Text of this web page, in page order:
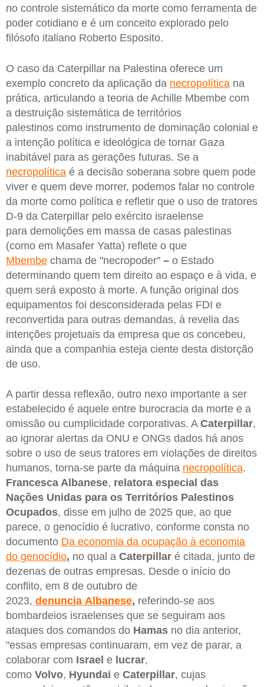
no controle sistemático da morte como ferramenta de
poder cotidiano e é um conceito explorado pelo
filósofo italiano Roberto Esposito.
O caso da Caterpillar na Palestina oferece um
exemplo concreto da aplicação da necropolítica na
prática, articulando a teoria de Achille Mbembe com
a destruição sistemática de territórios
palestinos como instrumento de dominação colonial e
a intenção política e ideológica de tornar Gaza
inabitável para as gerações futuras. Se a
necropolítica é a decisão soberana sobre quem pode
viver e quem deve morrer, podemos falar no controle
da morte como política e refletir que o uso de tratores
D-9 da Caterpillar pelo exército israelense
para demolições em massa de casas palestinas
(como em Masafer Yatta) reflete o que
Mbembe chama de "necropoder" – o Estado
determinando quem tem direito ao espaço e à vida, e
quem será exposto à morte. A função original dos
equipamentos foi desconsiderada pelas FDI e
reconvertida para outras demandas, à revelia das
intenções projetuais da empresa que os concebeu,
ainda que a companhia esteja ciente desta distorção
de uso.
A partir dessa reflexão, outro nexo importante a ser
estabelecido é aquele entre burocracia da morte e a
omissão ou cumplicidade corporativas. A Caterpillar,
ao ignorar alertas da ONU e ONGs dados há anos
sobre o uso de seus tratores em violações de direitos
humanos, torna-se parte da máquina necropolítica.
Francesca Albanese, relatora especial das
Nações Unidas para os Territórios Palestinos
Ocupados, disse em julho de 2025 que, ao que
parece, o genocídio é lucrativo, conforme consta no
documento Da economia da ocupação à economia
do genocídio, no qual a Caterpillar é citada, junto de
dezenas de outras empresas. Desde o início do
conflito, em 8 de outubro de
2023, denuncia Albanese, referindo-se aos
bombardeios israelenses que se seguiram aos
ataques dos comandos do Hamas no dia anterior,
"essas empresas continuaram, em vez de parar, a
colaborar com Israel e lucrar,
como Volvo, Hyundai e Caterpillar, cujas